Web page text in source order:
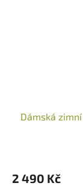
Dámská
produktu
2 490 Kč